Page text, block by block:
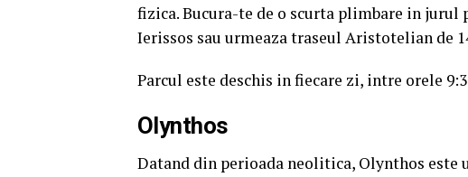
fizica. Bucura-te de o scurta plimbare in
Ierissos sau urmeaza traseul Aristotelian de
Parcul este deschis in fiecare zi, intre orele
​Olynthos
Datand din perioada neolitica, Olynthos